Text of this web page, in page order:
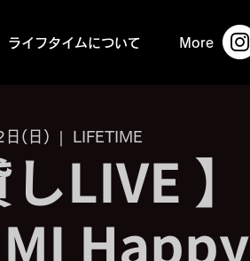
ライフタイムについて More
日(日)
  |
LIFETIME
しLIVE 】
Happy